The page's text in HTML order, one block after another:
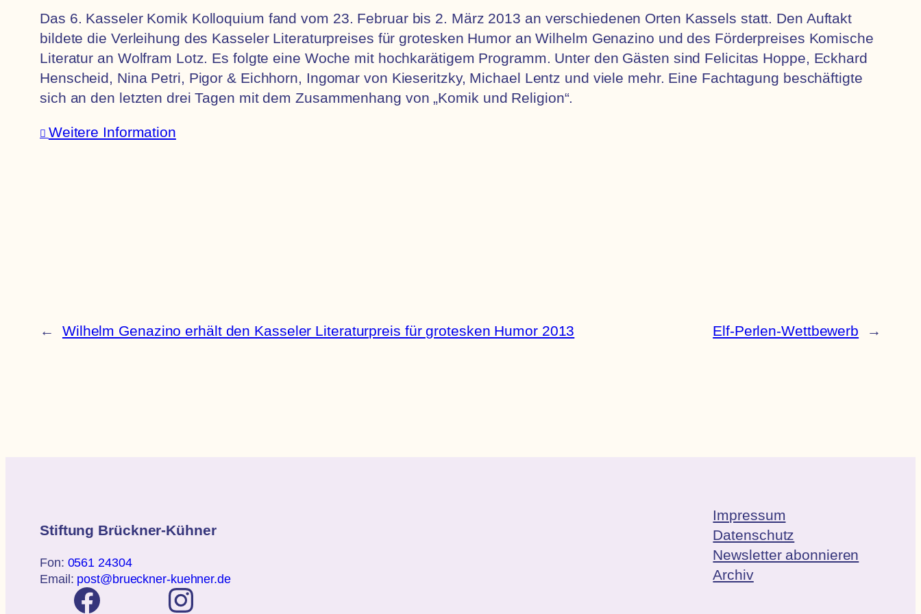
Das 6. Kasseler Komik Kolloquium fand vom 23. Februar bis 2. März 2013 an verschiedenen Orten Kassels statt. Den Auftakt
bildete die Verleihung des Kasseler Literaturpreises für grotesken Humor an Wilhelm Genazino und des Förderpreises Komische
Literatur an Wolfram Lotz. Es folgte eine Woche mit hochkarätigem Programm. Unter den Gästen sind Felicitas Hoppe, Eckhard
Henscheid, Nina Petri, Pigor & Eichhorn, Ingomar von Kieseritzky, Michael Lentz und viele mehr. Eine Fachtagung beschäftigte
sich an den letzten drei Tagen mit dem Zusammenhang von „Komik und Religion“.
Weitere Information
← Wilhelm Genazino erhält den Kasseler Literaturpreis für grotesken Humor 2013 Elf-Perlen-Wettbewerb →
Stiftung Brückner-Kühner
Fon: 0561 24304
Email: post@brueckner-kuehner.de
Impressum
Datenschutz
Newsletter abonnieren
Archiv